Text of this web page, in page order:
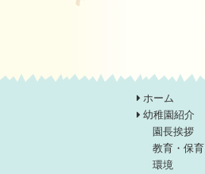
ホーム
幼稚園紹介
園長挨拶
教育・保育
環境